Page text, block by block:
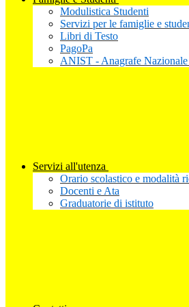
Modulistica Studenti
Servizi per le famiglie e
Libri di Testo
PagoPa
ANIST - Anagrafe
Servizi all'utenza
Orario scolastico e modalità
Docenti e Ata
Graduatorie di istituto